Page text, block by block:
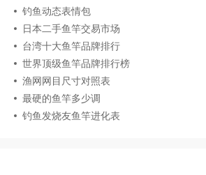
钓鱼动态表情包
日本二手鱼竿交易市场
台湾十大鱼竿品牌排行
世界顶级鱼竿品牌排行榜
渔网网目尺寸对照表
最硬的鱼竿多少调
钓鱼发烧友鱼竿进化表